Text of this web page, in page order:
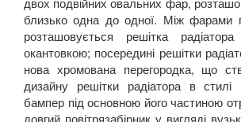
близько одна до одної. Між фарами
розташовується решітка
окантовкою; посередині решітки
нова хромована перегородка, що
дизайну решітки радіатора в стилі
бампер під основною його частиною
довгий повітрязабірник у вигляді